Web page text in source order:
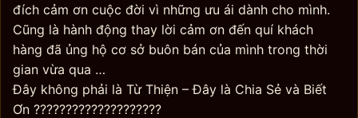
đích cảm ơn cuộc đời vì những ưu ái dành cho mình.
Cũng là hành động thay lời cảm ơn đến quí khách
hàng đã ủng hộ cơ sở buôn bán của mình trong thời
gian vừa qua …
Đây không phải là Từ Thiện – Đây là Chia Sẻ và Biết
Ơn ????????????????????